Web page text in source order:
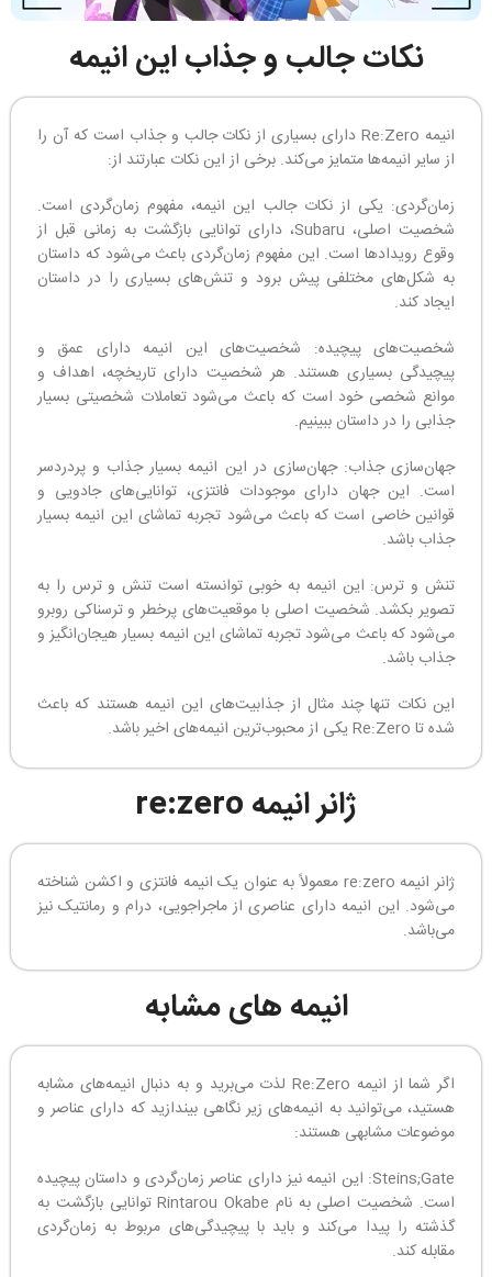
نکات جالب و جذاب این انیمه
انیمه Re:Zero دارای بسیاری از نکات جالب و جذاب است که آن را
از سایر انیمه‌ها متمایز می‌کند. برخی از این نکات عبارتند از:
زمان‌گردی: یکی از نکات جالب این انیمه، مفهوم زمان‌گردی است.
شخصیت اصلی، Subaru، دارای توانایی بازگشت به زمانی قبل از
وقوع رویدادها است. این مفهوم زمان‌گردی باعث می‌شود که داستان
به شکل‌های مختلفی پیش برود و تنش‌های بسیاری را در داستان
ایجاد کند.
شخصیت‌های پیچیده: شخصیت‌های این انیمه دارای عمق و
پیچیدگی بسیاری هستند. هر شخصیت دارای تاریخچه، اهداف و
موانع شخصی خود است که باعث می‌شود تعاملات شخصیتی بسیار
جذابی را در داستان ببینیم.
جهان‌سازی جذاب: جهان‌سازی در این انیمه بسیار جذاب و پردردسر
است. این جهان دارای موجودات فانتزی، توانایی‌های جادویی و
قوانین خاصی است که باعث می‌شود تجربه تماشای این انیمه بسیار
جذاب باشد.
تنش و ترس: این انیمه به خوبی توانسته است تنش و ترس را به
تصویر بکشد. شخصیت اصلی با موقعیت‌های پرخطر و ترسناکی روبرو
می‌شود که باعث می‌شود تجربه تماشای این انیمه بسیار هیجان‌انگیز و
جذاب باشد.
این نکات تنها چند مثال از جذابیت‌های این انیمه هستند که باعث
شده تا Re:Zero یکی از محبوب‌ترین انیمه‌های اخیر باشد.
ژانر انیمه re:zero
ژانر انیمه re:zero معمولاً به عنوان یک انیمه فانتزی و اکشن شناخته
می‌شود. این انیمه دارای عناصری از ماجراجویی، درام و رمانتیک نیز
می‌باشد.
انیمه های مشابه
اگر شما از انیمه Re:Zero لذت می‌برید و به دنبال انیمه‌های مشابه
هستید، می‌توانید به انیمه‌های زیر نگاهی بیندازید که دارای عناصر و
موضوعات مشابهی هستند:
Steins;Gate: این انیمه نیز دارای عناصر زمان‌گردی و داستان پیچیده
است. شخصیت اصلی به نام Rintarou Okabe توانایی بازگشت به
گذشته را پیدا می‌کند و باید با پیچیدگی‌های مربوط به زمان‌گردی
مقابله کند.